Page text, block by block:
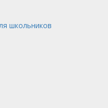
школьников